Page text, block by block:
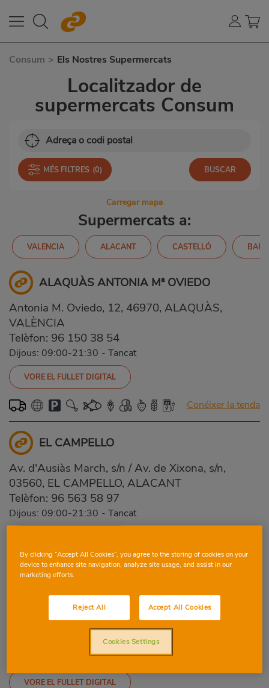
Consum > Els Nostres Supermercats
Localitzador de
supermercats Consum
MÉS FILTRES (0)
Carregar mapa
Supermercats a:
VALENCIA ALACANT CASTELLÓ
ALAQUÀS ANTONIA Mª OVIEDO
Antonia M. Oviedo, 12, 46970, ALAQUÀS,
VALÈNCIA
Telèfon: 96 150 38 54
Dijous: 09:00-21:30 - Tancat
VORE EL FULLET DIGITAL
Conéixer la tenda
EL CAMPELLO
Av. d'Ausiàs March, s/n / Av. de Xixona, s/n,
03560, EL CAMPELLO, ALACANT
Telèfon: 96 563 58 97
Dijous: 09:00-21:30 - Tancat
Conéixer la tenda
SOLLANA
Holanda, 1, 46430, SOLLANA, VALÈNCIA
96 174 02 75
Dijous: 09:00-21:30 -Tancat
VORE EL FULLET DIGITAL
By clicking “Accept All Cookies”, you agree to the storing of cookies on your
device to enhance site navigation, analyze site usage, and assist in our
marketing efforts.
Reject All Accept All Cookies
Cookies Settings